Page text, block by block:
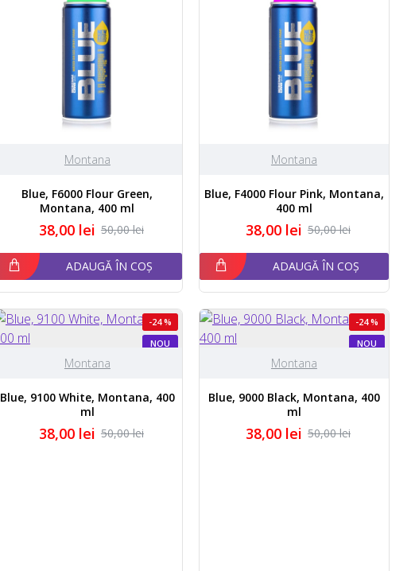
Montana
Blue, F6000 Flour Green,
Montana, 400 ml
38,00 lei 50,00 lei
ADAUGĂ ÎN COȘ
Montana
Blue, F4000 Flour Pink, Montana,
400 ml
38,00 lei 50,00 lei
ADAUGĂ ÎN COȘ
NOU
-24 %
Montana
Blue, 9100 White, Montana, 400
ml
38,00 lei 50,00 lei
NOU
-24 %
Montana
Blue, 9000 Black, Montana, 400
ml
38,00 lei 50,00 lei